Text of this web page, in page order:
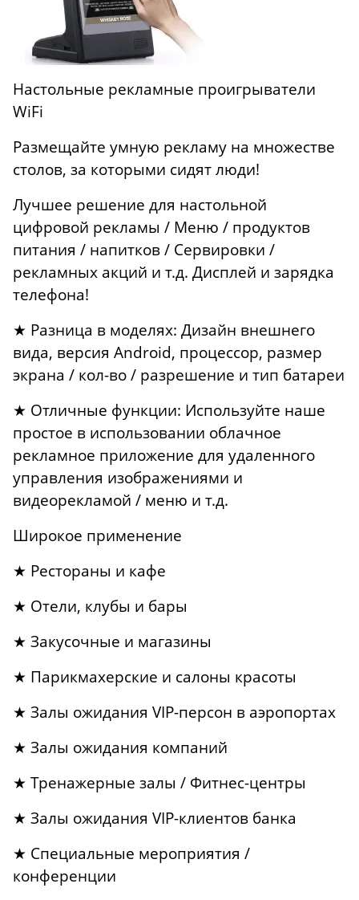
Настольные рекламные проигрыватели
WiFi
Размещайте умную рекламу на множестве
столов, за которыми сидят люди!
Лучшее решение для настольной
цифровой рекламы / Меню / продуктов
питания / напитков / Сервировки /
рекламных акций и т.д. Дисплей и зарядка
телефона!
★ Разница в моделях: Дизайн внешнего
вида, версия Android, процессор, размер
экрана / кол-во / разрешение и тип батареи
★ Отличные функции: Используйте наше
простое в использовании облачное
рекламное приложение для удаленного
управления изображениями и
видеорекламой / меню и т.д.
Широкое применение
★ Рестораны и кафе
★ Отели, клубы и бары
★ Закусочные и магазины
★ Парикмахерские и салоны красоты
★ Залы ожидания VIP-персон в аэропортах
★ Залы ожидания компаний
★ Тренажерные залы / Фитнес-центры
★ Залы ожидания VIP-клиентов банка
★ Специальные мероприятия /
конференции